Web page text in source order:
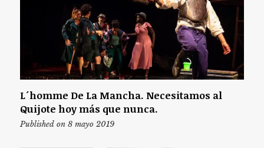
L´homme De La Mancha. Necesitamos al
Quijote hoy más que nunca.
Published on 8 mayo 2019